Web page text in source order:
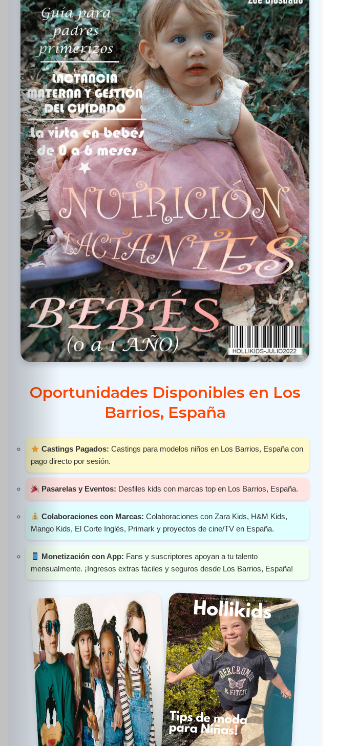
Inicio
Casting
Bershka
Casting
SHEIN
Sabritas
Casting
HolliKids
Contacto
Search
Oportunidades Disponibles en Los
Barrios, España
Castings Pagados: Castings para modelos niños en Los Barrios, España con
pago directo por sesión.
Pasarelas y Eventos: Desfiles kids con marcas top en Los Barrios, España.
Colaboraciones con Marcas: Colaboraciones con Zara Kids, H&M Kids,
Mango Kids, El Corte Inglés, Primark y proyectos de cine/TV en España.
Monetización con App: Fans y suscriptores apoyan a tu talento
mensualmente. ¡Ingresos extras fáciles y seguros desde Los Barrios, España!